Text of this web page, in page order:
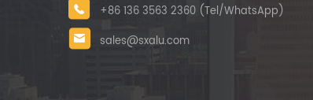
+86 136 3563 2360 (Tel/WhatsApp)
sales@sxalu.com